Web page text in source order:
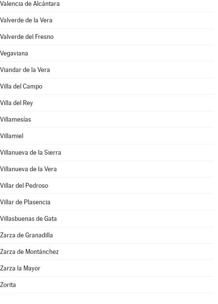
Valencia de Alcántara
Valverde de la Vera
Valverde del Fresno
Vegaviana
Viandar de la Vera
Villa del Campo
Villa del Rey
Villamesías
Villamiel
Villanueva de la Sierra
Villanueva de la Vera
Villar del Pedroso
Villar de Plasencia
Villasbuenas de Gata
Zarza de Granadilla
Zarza de Montánchez
Zarza la Mayor
Zorita